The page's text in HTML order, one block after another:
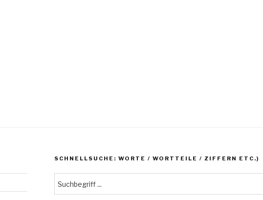
SCHNELLSUCHE: WORTE / WORTTEILE / ZIFFERN ETC.)